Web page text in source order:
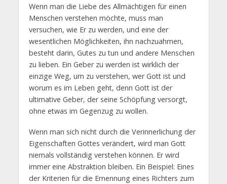
Wenn man die Liebe des Allmächtigen für einen
Menschen verstehen möchte, muss man
versuchen, wie Er zu werden, und eine der
wesentlichen Möglichkeiten, ihn nachzuahmen,
besteht darin, Gutes zu tun und andere Menschen
zu lieben. Ein Geber zu werden ist wirklich der
einzige Weg, um zu verstehen, wer Gott ist und
worum es im Leben geht, denn Gott ist der
ultimative Geber, der seine Schöpfung versorgt,
ohne etwas im Gegenzug zu wollen.
Wenn man sich nicht durch die Verinnerlichung der
Eigenschaften Gottes verändert, wird man Gott
niemals vollständig verstehen können. Er wird
immer eine Abstraktion bleiben. Ein Beispiel: Eines
der Kriterien für die Ernennung eines Richters zum